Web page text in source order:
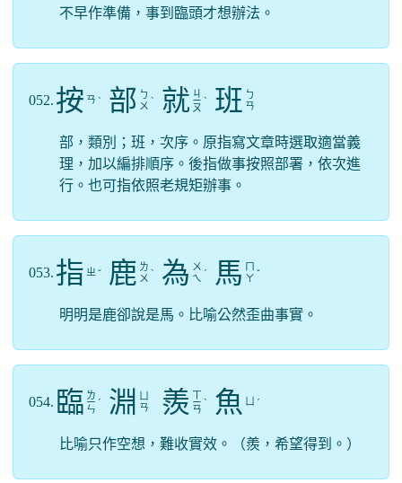
不早作準備，事到臨頭才想辦法。
052. 按 ㄢ ˋ 部 ㄅ
ㄨ ˋ 就 ㄐ
ㄧ
ㄡ
ˋ 班 ㄅ
ㄢ
部，類別；班，次序。原指寫文章時選取適當義
理，加以編排順序。後指做事按照部署，依次進
行。也可指依照老規矩辦事。
053. 指 ㄓ ˇ 鹿 ㄌ
ㄨ ˋ 為 ㄨ
ㄟ ˊ 馬 ㄚ ˇ
明明是鹿卻說是馬。比喻公然歪曲事實。
054. 臨 ㄌ
ㄧ
ㄣ
ˊ 淵
ㄢ
羨 ㄧ
ㄢ
ˋ 魚 ˊ
比喻只作空想，難收實效。（羨，希望得到。）